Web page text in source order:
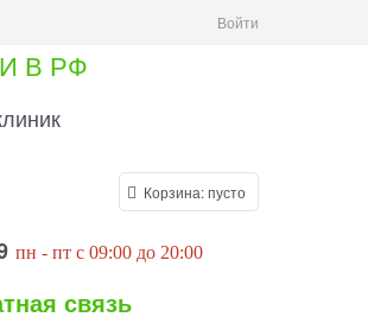
Войти
В РФ
Корзина:пусто
пн - пт c 09:00 до 20:00
связь